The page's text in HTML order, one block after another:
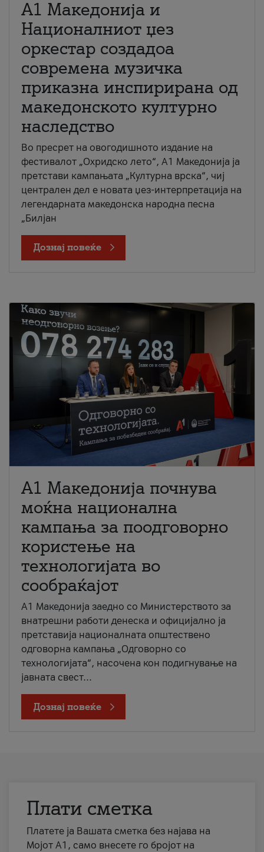
А1 Македонија и
Националниот џез
оркестар создадоа
современа музичка
приказна инспирирана од
македонското културно
наследство
Во пресрет на овогодишното издание на
фестивалот „Охридско лето“, А1 Македонија ја
претстави кампањата „Културна врска“, чиј
централен дел е новата џез-интерпретација на
легендарната македонска народна песна
„Билјан
Дознај повеќе
A1 Македонија почнува
моќна национална
кампања за поодговорно
користење на
технологијата во
сообраќајот
A1 Македонија заедно со Министерството за
внатрешни работи денеска и официјално ја
претставија националната општествено
одговорна кампања „Одговорно со
технологијата“, насочена кон подигнување на
јавната свест...
Дознај повеќе
Плати сметка
Платете ја Вашата сметка без најава на
Мојот А1, само внесете го бројот на